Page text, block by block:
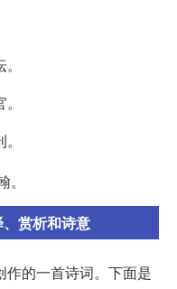
、赏析和诗意
作的一首诗词。下面是